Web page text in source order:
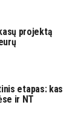
projektą
etapas: kas
ir NT